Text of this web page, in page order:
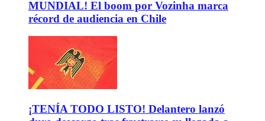
MUNDIAL! El boom por Vozinha marca
récord de audiencia en Chile
¡TENÍA TODO LISTO! Delantero lanzó